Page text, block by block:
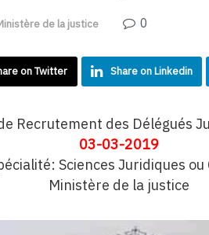
de la justice 0
on Twitter Share on Linkedin
Recrutement des Délégués
03-03-2019
Sciences Juridiques ou
Ministère de la justice